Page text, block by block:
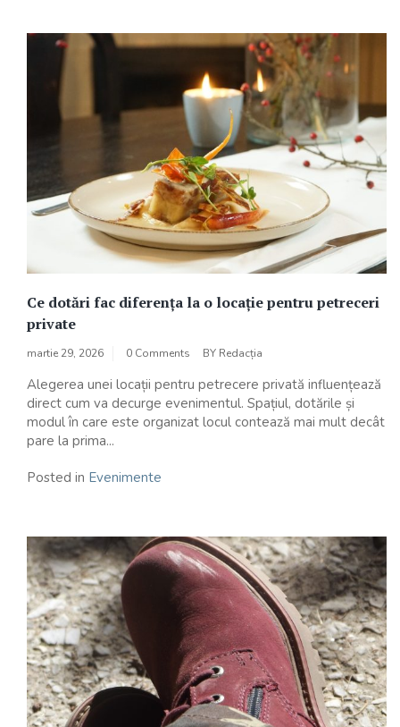
Ce dotări fac diferența la o locație pentru petreceri
private
martie 29, 2026 0 Comments BY Redacția
Alegerea unei locații pentru petrecere privată influențează
direct cum va decurge evenimentul. Spațiul, dotările și
modul în care este organizat locul contează mai mult decât
pare la prima...
Posted in Evenimente